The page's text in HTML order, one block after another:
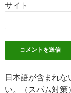
サイト
日本語が含まれな
い。（スパム対策）